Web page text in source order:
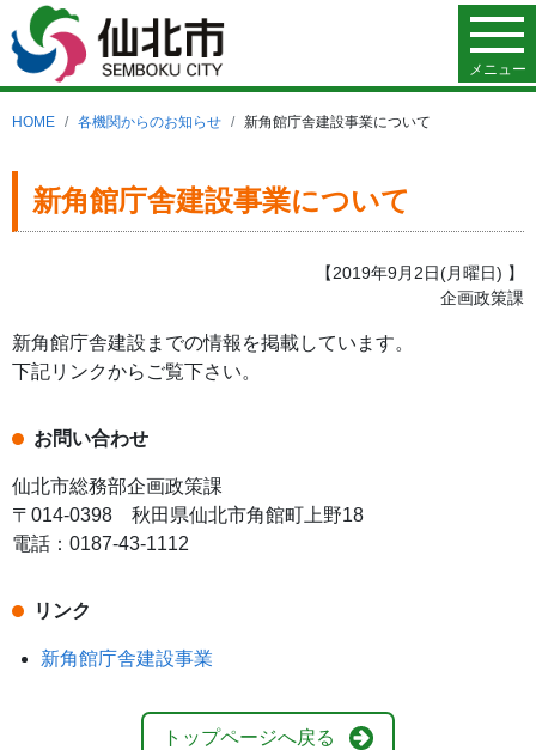
メニュー
HOME 各機関からのお知らせ 新角館庁舎建設事業について
新角館庁舎建設事業について
【2019年9月2日(月曜日) 】
企画政策課
新角館庁舎建設までの情報を掲載しています。
下記リンクからご覧下さい。
お問い合わせ
仙北市総務部企画政策課
〒014-0398 秋田県仙北市角館町上野18
電話：0187-43-1112
リンク
新角館庁舎建設事業
トップページへ戻る